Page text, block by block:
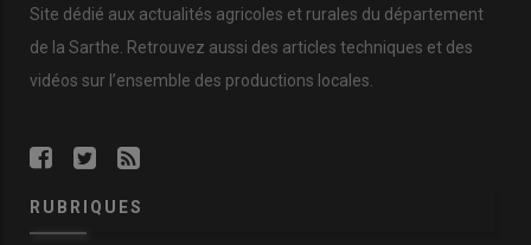
Site dédié aux actualités agricoles et rurales du département
de la Sarthe. Retrouvez aussi des articles techniques et des
vidéos sur l’ensemble des productions locales.
RUBRIQUES